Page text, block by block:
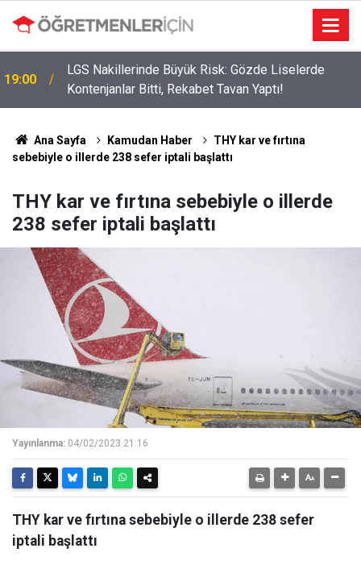
19:00
LGS Nakillerinde Büyük Risk: Gözde Liselerde
Kontenjanlar Bitti, Rekabet Tavan Yaptı!
09:05 İlçe Milli Eğitim Müdürü Ataması Yapıldı
Ana Sayfa Kamudan Haber
THY kar ve fırtına
sebebiyle o illerde 238 sefer iptali başlattı
THY kar ve fırtına sebebiyle o illerde
238 sefer iptali başlattı
Yayınlanma: 04/02/2023 21:16
THY kar ve fırtına sebebiyle o illerde 238 sefer
iptali başlattı